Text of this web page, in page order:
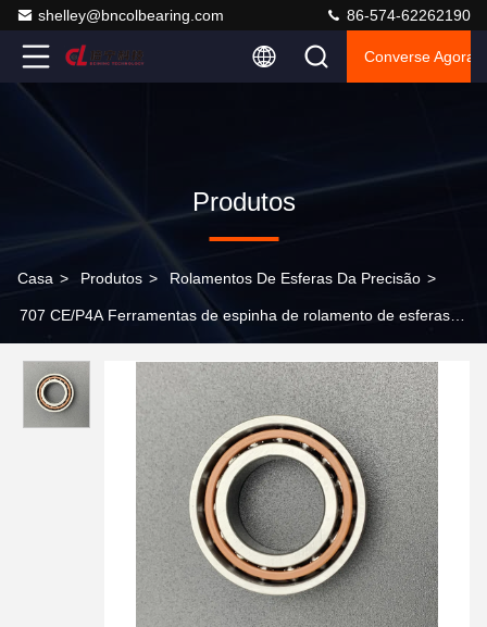
shelley@bncolbearing.com 86-574-62262190
Converse Agora
Produtos
Casa > Produtos > Rolamentos De Esferas Da Precisão >
707 CE/P4A Ferramentas de espinha de rolamento de esferas